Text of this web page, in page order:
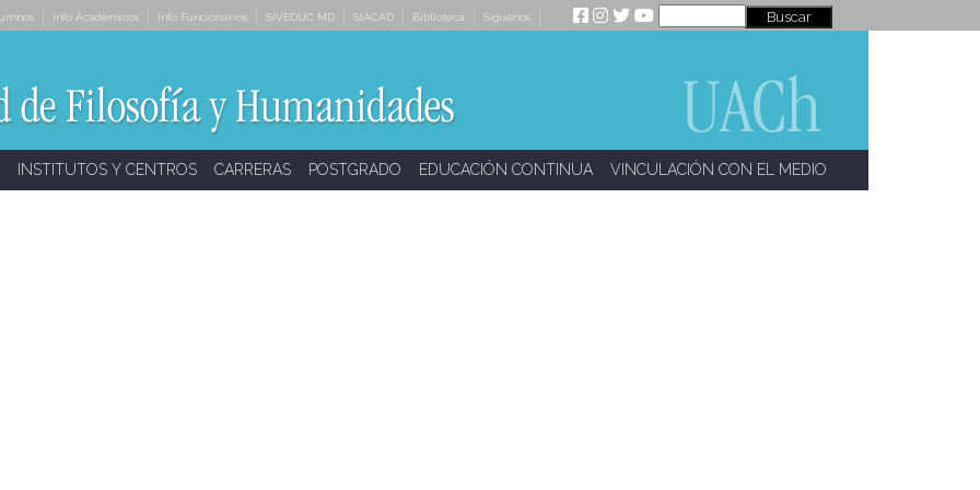
Info Académicos Info Funcionarios SIVEDUC MD SIACAD Biblioteca Síguenos
INSTITUTOS Y CENTROS CARRERAS POSTGRADO EDUCACIÓN CONTINUA VINCULACIÓN CON EL MEDIO